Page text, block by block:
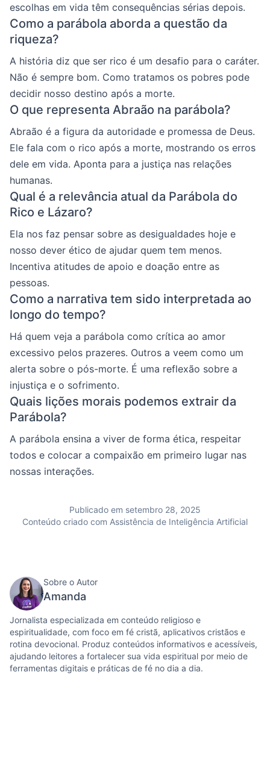
escolhas em vida têm consequências sérias depois.
Como a parábola aborda a questão da
riqueza?
A história diz que ser rico é um desafio para o caráter.
Não é sempre bom. Como tratamos os pobres pode
decidir nosso destino após a morte.
O que representa Abraão na parábola?
Abraão é a figura da autoridade e promessa de Deus.
Ele fala com o rico após a morte, mostrando os erros
dele em vida. Aponta para a justiça nas relações
humanas.
Qual é a relevância atual da Parábola do
Rico e Lázaro?
Ela nos faz pensar sobre as desigualdades hoje e
nosso dever ético de ajudar quem tem menos.
Incentiva atitudes de apoio e doação entre as
pessoas.
Como a narrativa tem sido interpretada ao
longo do tempo?
Há quem veja a parábola como crítica ao amor
excessivo pelos prazeres. Outros a veem como um
alerta sobre o pós-morte. É uma reflexão sobre a
injustiça e o sofrimento.
Quais lições morais podemos extrair da
Parábola?
A parábola ensina a viver de forma ética, respeitar
todos e colocar a compaixão em primeiro lugar nas
nossas interações.
Publicado em setembro 28, 2025
Conteúdo criado com Assistência de Inteligência Artificial
Sobre o Autor
Amanda
Jornalista especializada em conteúdo religioso e
espiritualidade, com foco em fé cristã, aplicativos cristãos e
rotina devocional. Produz conteúdos informativos e acessíveis,
ajudando leitores a fortalecer sua vida espiritual por meio de
ferramentas digitais e práticas de fé no dia a dia.